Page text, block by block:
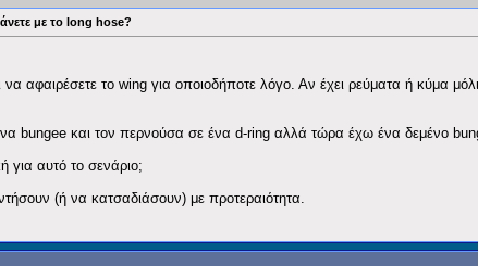
με το long hose?
να αφαιρέσετε το wing για οποιοδήποτε λόγο. Αν έχει ρεύματα ή κύμα
bungee και τον περνούσα σε ένα d-ring αλλά τώρα έχω ένα δεμένο
για αυτό το σενάριο;
(ή να κατσαδιάσουν) με προτεραιότητα.